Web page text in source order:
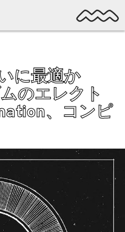
に最適か
のエレクト
、コンピ